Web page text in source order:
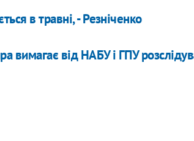
в травні, - Резніченко
вимагає від НАБУ і ГПУ